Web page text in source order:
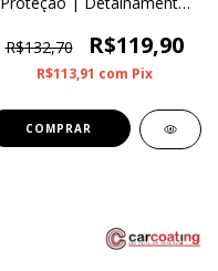
R$132,70
R$119,90
R$113,91 com Pix